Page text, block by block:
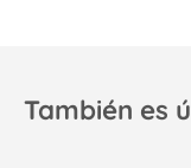
También es